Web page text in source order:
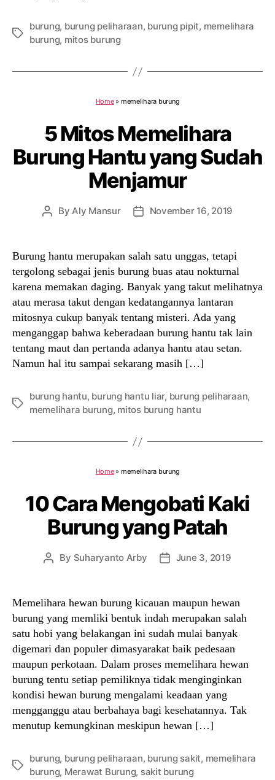
Tags
burung, burung peliharaan, burung pipit, memelihara
burung, mitos burung
Home» memelihara burung
5 Mitos Memelihara
Burung Hantu yang Sudah
Menjamur
PostByAly Mansur
PostNovember 16, 2019
Burung hantu merupakan salah satu unggas, tetapi
tergolong sebagai jenis burung buas atau nokturnal
karena memakan daging. Banyak yang takut melihatnya
atau merasa takut dengan kedatangannya lantaran
mitosnya cukup banyak tentang misteri. Ada yang
menganggap bahwa keberadaan burung hantu tak lain
tentang maut dan pertanda adanya hantu atau setan.
Namun hal itu sampai sekarang masih […]
Tags
burung hantu, burung hantu liar, burung peliharaan,
memelihara burung, mitos burung hantu
Home» memelihara burung
10 Cara Mengobati Kaki
Burung yang Patah
Post
By Suharyanto Arby
PostJune 3, 2019
Memelihara hewan burung kicauan maupun hewan
burung yang memliki bentuk indah merupakan salah
satu hobi yang belakangan ini sudah mulai banyak
digemari dan populer dimasyarakat baik pedesaan
maupun perkotaan. Dalam proses memelihara hewan
burung tentu setiap pemiliknya tidak menginginkan
kondisi hewan burung mengalami keadaan yang
mengganggu atau berbahaya bagi kesehatannya. Tak
menutup kemungkinan meskipun hewan […]
Tags
burung, burung peliharaan, burung sakit, memelihara
burung, Merawat Burung, sakit burung